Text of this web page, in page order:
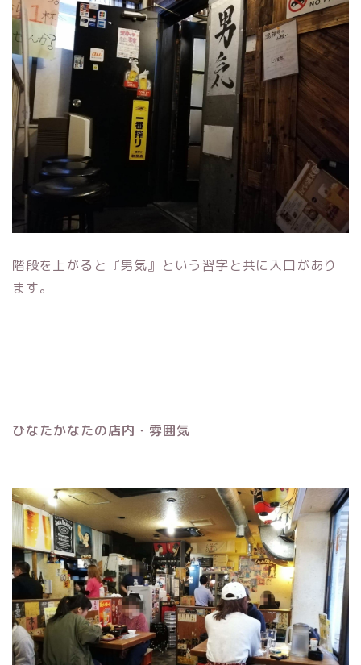
階段を上がると『男気』という習字と共に入口があり
ます。
ひなたかなたの店内・雰囲気